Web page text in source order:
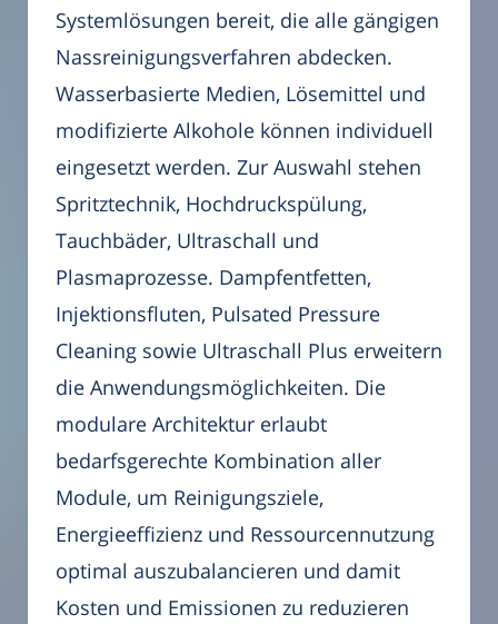
Systemlösungen bereit, die alle gängigen
Nassreinigungsverfahren abdecken.
Wasserbasierte Medien, Lösemittel und
modifizierte Alkohole können individuell
eingesetzt werden. Zur Auswahl stehen
Spritztechnik, Hochdruckspülung,
Tauchbäder, Ultraschall und
Plasmaprozesse. Dampfentfetten,
Injektionsfluten, Pulsated Pressure
Cleaning sowie Ultraschall Plus erweitern
die Anwendungsmöglichkeiten. Die
modulare Architektur erlaubt
bedarfsgerechte Kombination aller
Module, um Reinigungsziele,
Energieeffizienz und Ressourcennutzung
optimal auszubalancieren und damit
Kosten und Emissionen zu reduzieren